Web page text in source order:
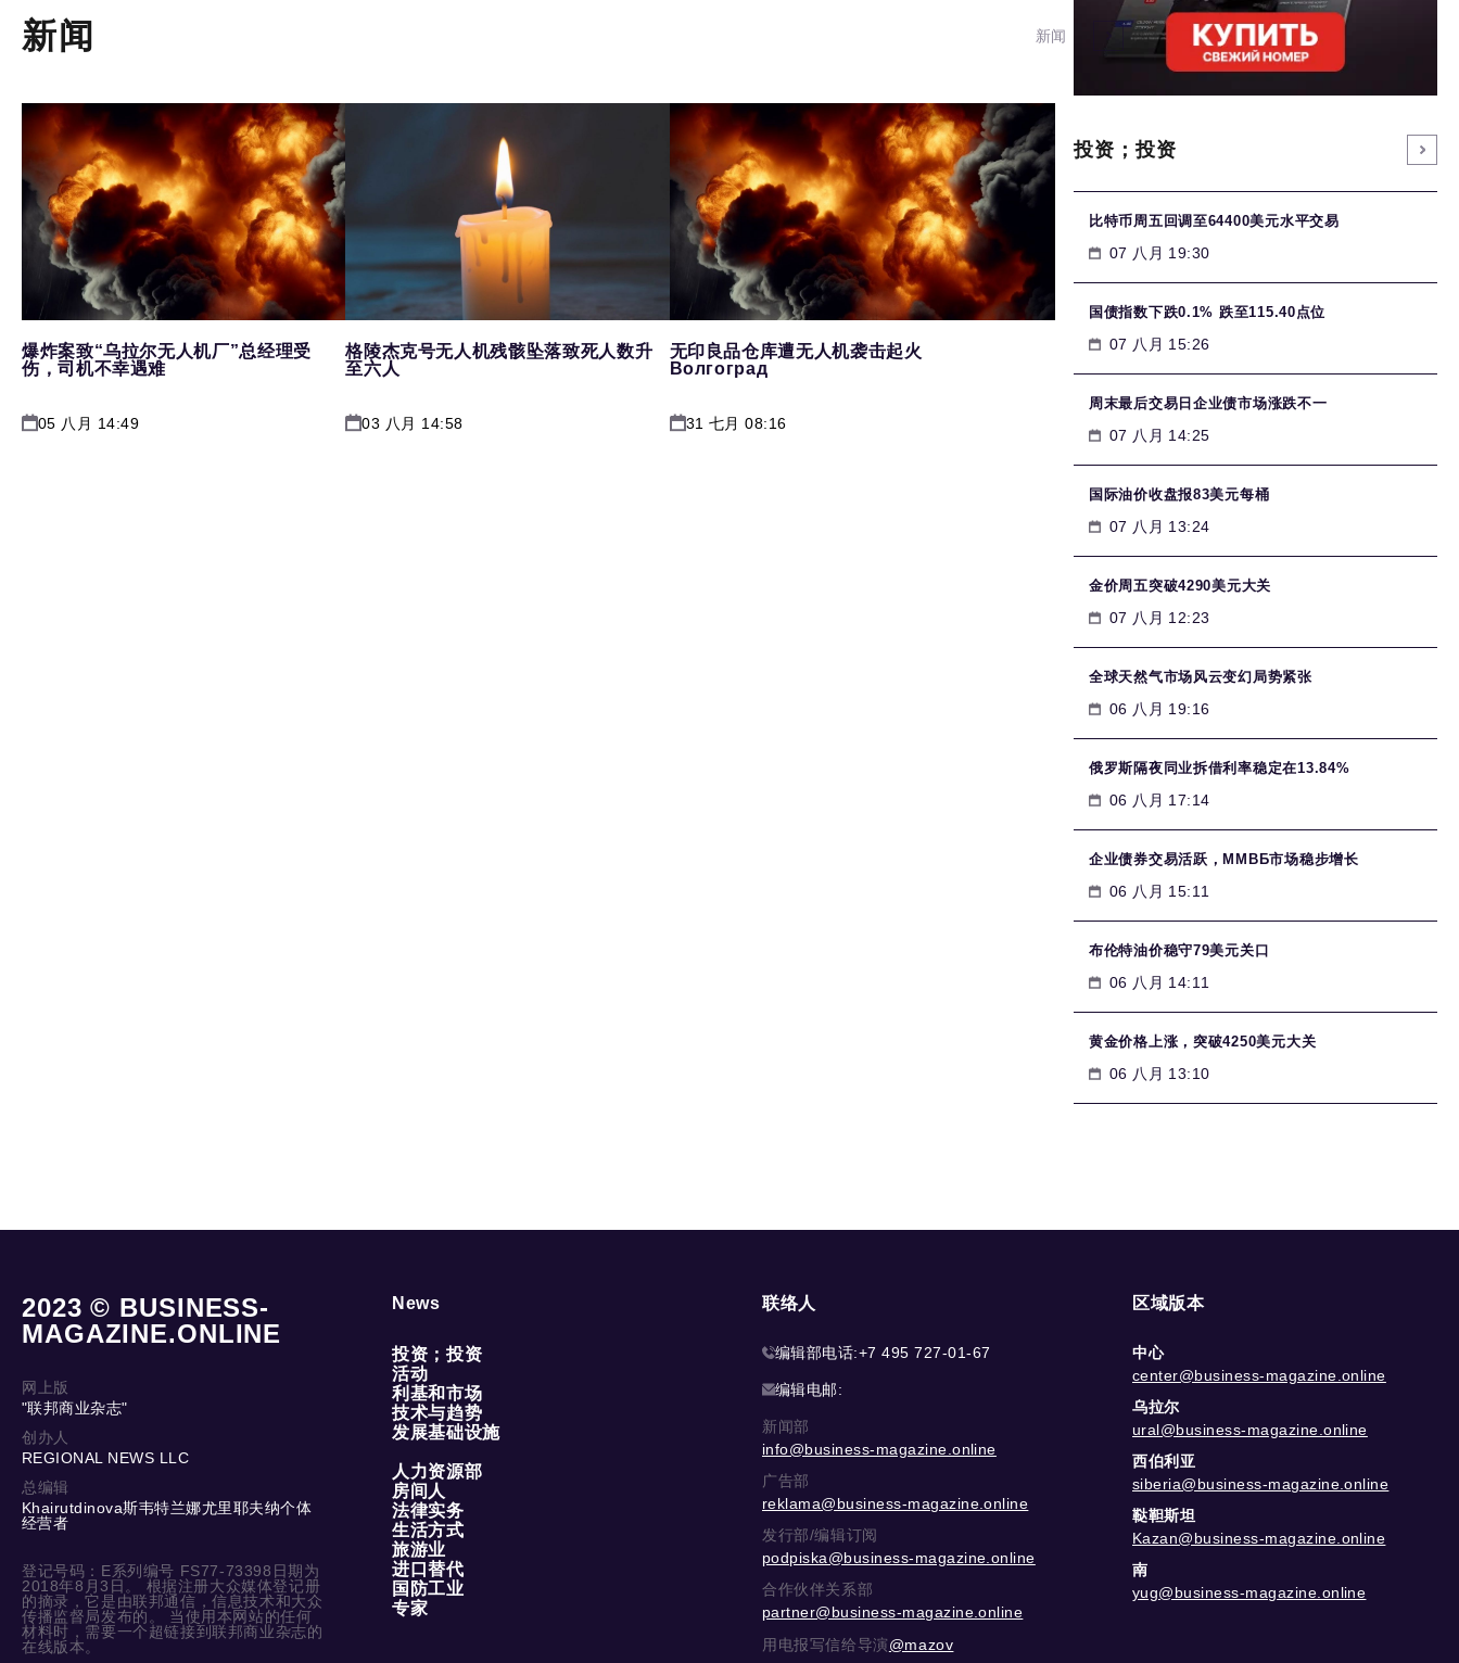
新闻 新闻
爆炸案致“乌拉尔无人机厂”总经理受
伤，司机不幸遇难
05 八月 14:49
格陵杰克号无人机残骸坠落致死人数升
至六人
03 八月 14:58
无印良品仓库遭无人机袭击起火
Волгоград
31 七月 08:16
投资；投资
比特币周五回调至64400美元水平交易
07 八月 19:30
国债指数下跌0.1% 跌至115.40点位
07 八月 15:26
周末最后交易日企业债市场涨跌不一
07 八月 14:25
国际油价收盘报83美元每桶
07 八月 13:24
金价周五突破4290美元大关
07 八月 12:23
全球天然气市场风云变幻局势紧张
06 八月 19:16
俄罗斯隔夜同业拆借利率稳定在13.84%
06 八月 17:14
企业债券交易活跃，MMВБ市场稳步增长
06 八月 15:11
布伦特油价稳守79美元关口
06 八月 14:11
黄金价格上涨，突破4250美元大关
06 八月 13:10
2023 © BUSINESS-
MAGAZINE.ONLINE
网上版
"联邦商业杂志"
创办人
REGIONAL NEWS LLC
总编辑
Khairutdinova斯韦特兰娜尤里耶夫纳个体
经营者
登记号码：E系列编号 FS77-73398日期为
2018年8月3日。 根据注册大众媒体登记册
的摘录，它是由联邦通信，信息技术和大众
传播监督局发布的。 当使用本网站的任何
材料时，需要一个超链接到联邦商业杂志的
在线版本。
News
投资；投资
活动
利基和市场
技术与趋势
发展基础设施
人力资源部
房间人
法律实务
生活方式
旅游业
进口替代
国防工业
专家
联络人
编辑部电话:+7 495 727-01-67
编辑电邮:
新闻部
info@business-magazine.online
广告部
reklama@business-magazine.online
发行部/编辑订阅
podpiska@business-magazine.online
合作伙伴关系部
partner@business-magazine.online
用电报写信给导演@mazov
区域版本
中心
center@business-magazine.online
乌拉尔
ural@business-magazine.online
西伯利亚
siberia@business-magazine.online
鞑靼斯坦
Kazan@business-magazine.online
南
yug@business-magazine.online